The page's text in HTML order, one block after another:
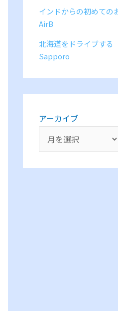
インドからの初めて
AirB
北海道をドライブす
Sapporo
アーカイブ